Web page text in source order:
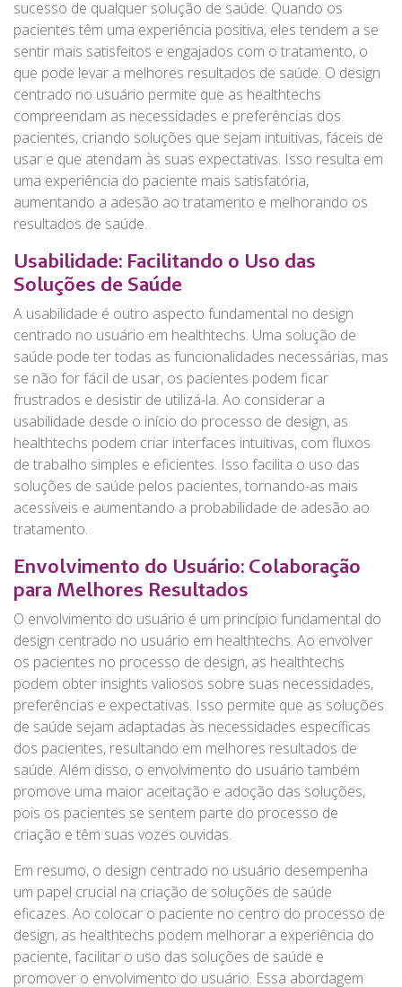
sucesso de qualquer solução de saúde. Quando os
pacientes têm uma experiência positiva, eles tendem a se
sentir mais satisfeitos e engajados com o tratamento, o
que pode levar a melhores resultados de saúde. O design
centrado no usuário permite que as healthtechs
compreendam as necessidades e preferências dos
pacientes, criando soluções que sejam intuitivas, fáceis de
usar e que atendam às suas expectativas. Isso resulta em
uma experiência do paciente mais satisfatória,
aumentando a adesão ao tratamento e melhorando os
resultados de saúde.
Usabilidade: Facilitando o Uso das
Soluções de Saúde
A usabilidade é outro aspecto fundamental no design
centrado no usuário em healthtechs. Uma solução de
saúde pode ter todas as funcionalidades necessárias, mas
se não for fácil de usar, os pacientes podem ficar
frustrados e desistir de utilizá-la. Ao considerar a
usabilidade desde o início do processo de design, as
healthtechs podem criar interfaces intuitivas, com fluxos
de trabalho simples e eficientes. Isso facilita o uso das
soluções de saúde pelos pacientes, tornando-as mais
acessíveis e aumentando a probabilidade de adesão ao
tratamento.
Envolvimento do Usuário: Colaboração
para Melhores Resultados
O envolvimento do usuário é um princípio fundamental do
design centrado no usuário em healthtechs. Ao envolver
os pacientes no processo de design, as healthtechs
podem obter insights valiosos sobre suas necessidades,
preferências e expectativas. Isso permite que as soluções
de saúde sejam adaptadas às necessidades específicas
dos pacientes, resultando em melhores resultados de
saúde. Além disso, o envolvimento do usuário também
promove uma maior aceitação e adoção das soluções,
pois os pacientes se sentem parte do processo de
criação e têm suas vozes ouvidas.
Em resumo, o design centrado no usuário desempenha
um papel crucial na criação de soluções de saúde
eficazes. Ao colocar o paciente no centro do processo de
design, as healthtechs podem melhorar a experiência do
paciente, facilitar o uso das soluções de saúde e
promover o envolvimento do usuário. Essa abordagem